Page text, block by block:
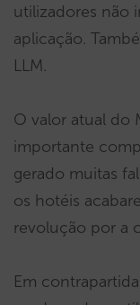
utilizadores não
aplicação.
LLM.
O valor atual do
importante
gerado muitas
os hotéis
revolução por a
Em